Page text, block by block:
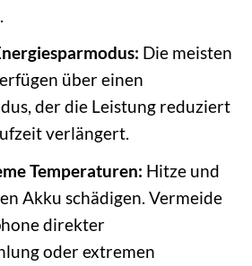
Die meisten
über einen
der die Leistung reduziert
verlängert.
Temperaturen: Hitze und
Akku schädigen. Vermeide
direkter
oder extremen